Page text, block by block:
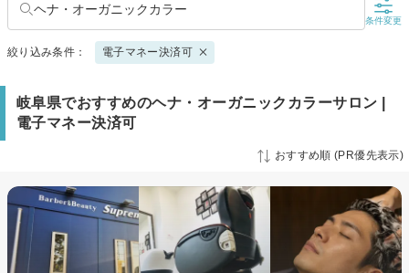
ヘナ・オーガニックカラー
条件変更
絞り込み条件： 電子マネー決済可
岐阜県でおすすめのヘナ・オーガニックカラーサロン |
電子マネー決済可
おすすめ順 (PR優先表示)